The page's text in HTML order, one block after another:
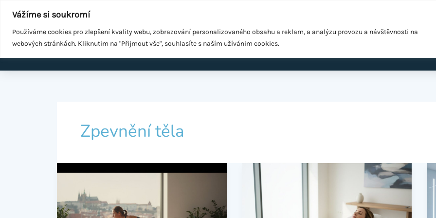
Vážíme si soukromí
Používáme cookies pro zlepšení kvality webu, zobrazování personalizovaného obsahu a reklam, a analýzu provozu a návštěvnosti na
webových stránkách. Kliknutím na "Přijmout vše", souhlasíte s naším užíváním cookies.
obsah
Součást WeGrow Group
Malé změny ke zdraví
Zpevnění těla
Kompletní
EMS
Easy
Shape:
Formujte
vs.